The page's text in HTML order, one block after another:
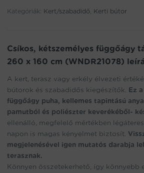
to
waitlist
this
product
Kategóriák: Kert/szabadidő, Kerti bútor
Csíkos, kétszemélyes függőágy
260 x 160 cm (WNDR21078)
A kert, terasz vagy erkély élvezeti
bútorok és szabadidős kiegészítők. Ez
függőágy puha, kellemes tapintású
pamutból és poliészter keverékéből-
ellenálló, megfelelő mértékben
napon is magas kényelmet biztosít.
megjelenésével igen mutatós darabja
terasznak.
Könnyen összetekerhető, így könnyebb